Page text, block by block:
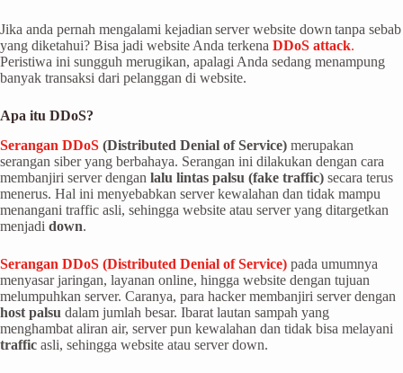
Jika anda pernah mengalami kejadian server website down tanpa sebab
yang diketahui? Bisa jadi website Anda terkena DDoS attack.
Peristiwa ini sungguh merugikan, apalagi Anda sedang menampung
banyak transaksi dari pelanggan di website.
Apa itu DDoS?
Serangan DDoS (Distributed Denial of Service) merupakan
serangan siber yang berbahaya. Serangan ini dilakukan dengan cara
membanjiri server dengan lalu lintas palsu (fake traffic) secara terus
menerus. Hal ini menyebabkan server kewalahan dan tidak mampu
menangani traffic asli, sehingga website atau server yang ditargetkan
menjadi down.
Serangan DDoS (Distributed Denial of Service) pada umumnya
menyasar jaringan, layanan online, hingga website dengan tujuan
melumpuhkan server. Caranya, para hacker membanjiri server dengan
host palsu dalam jumlah besar. Ibarat lautan sampah yang
menghambat aliran air, server pun kewalahan dan tidak bisa melayani
traffic asli, sehingga website atau server down.